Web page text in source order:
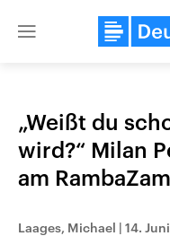
Close
Themen
„Weißt du
wird?“ Milan
am
Laages, Michael | 14.